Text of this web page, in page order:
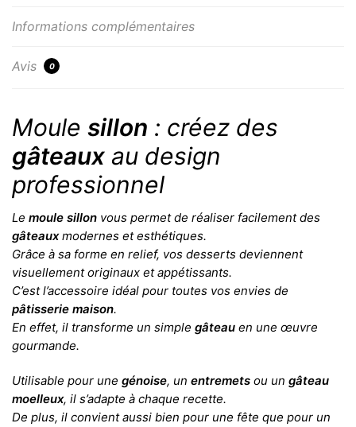
Informations complémentaires
Avis 0
Moule sillon : créez des
gâteaux au design
professionnel
Le moule sillon vous permet de réaliser facilement des
gâteauxmodernes et esthétiques.
Grâce à sa forme en relief, vos desserts deviennent
visuellement originaux et appétissants.
C’est l’accessoire idéal pour toutes vos envies de
pâtisserie maison.
En effet, il transforme un simple gâteau en une œuvre
gourmande.
Utilisable pour une génoise, un entremets ou un gâteau
moelleux, il s’adapte à chaque recette.
De plus, il convient aussi bien pour une fête que pour un